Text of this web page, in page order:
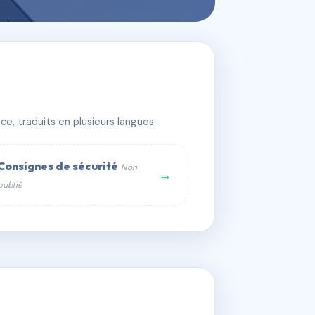
traduits en plusieurs langues.
de sécurité Non
→